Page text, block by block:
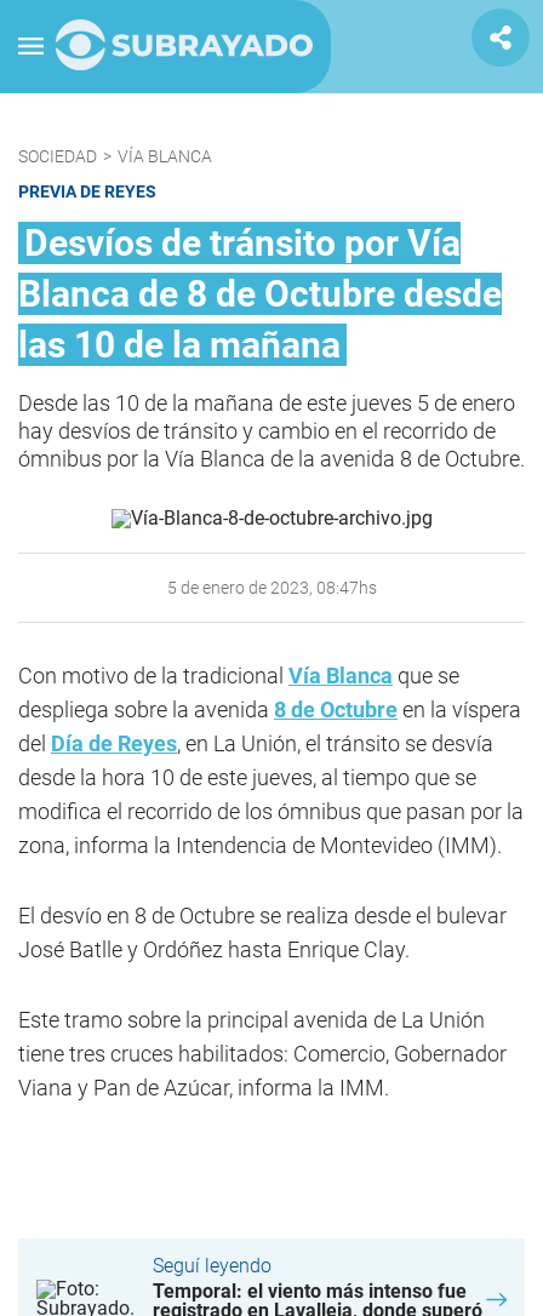
SOCIEDAD > VÍA BLANCA
PREVIA DE REYES
Desvíos de tránsito por Vía
Blanca de 8 de Octubre desde
las 10 de la mañana
Desde las 10 de la mañana de este jueves 5 de enero
hay desvíos de tránsito y cambio en el recorrido de
ómnibus por la Vía Blanca de la avenida 8 de Octubre.
5 de enero de 2023, 08:47hs
Con motivo de la tradicional Vía Blanca que se
despliega sobre la avenida 8 de Octubreen la víspera
del Día de Reyes, en La Unión, el tránsito se desvía
desde la hora 10 de este jueves, al tiempo que se
modifica el recorrido de los ómnibus que pasan por la
zona, informa la Intendencia de Montevideo (IMM).
El desvío en 8 de Octubre se realiza desde el bulevar
José Batlle y Ordóñez hasta Enrique Clay.
Este tramo sobre la principal avenida de La Unión
tiene tres cruces habilitados: Comercio, Gobernador
Viana y Pan de Azúcar, informa la IMM.
Seguí leyendo
Temporal: el viento más intenso fue
registrado en Lavalleja, donde superó